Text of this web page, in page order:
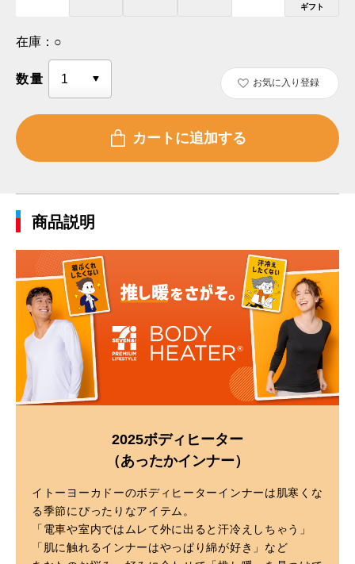
ギフト
在庫： ○
数量 お気に入り登録
商品説明
2025ボディヒーター
（あったかインナー）
イトーヨーカドーのボディヒーターインナーは肌寒くな
る季節にぴったりなアイテム。
「電車や室内ではムレて外に出ると汗冷えしちゃう」
「肌に触れるインナーはやっぱり綿が好き」など